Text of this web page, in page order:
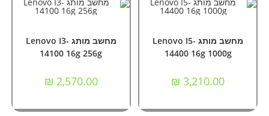
מחשב מותג Lenovo I5-
14400 16g 1000g
₪ 3,210.00
מחשב מותג Lenovo I3-
14100 16g 256g
₪ 2,570.00